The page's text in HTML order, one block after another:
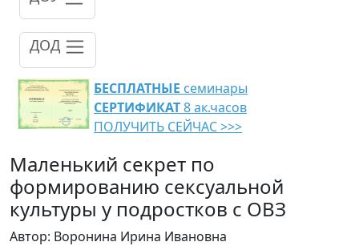
ДОД
БЕСПЛАТНЫЕ семинары
СЕРТИФИКАТ8 ак.часов
ПОЛУЧИТЬ СЕЙЧАС >>>
Маленький секрет по
формированию сексуальной
культуры у подростков с ОВЗ
Автор: Воронина Ирина Ивановна